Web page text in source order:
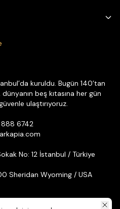
kuruldu. Bugün 140’tan
beş kıtasına her gün
ulaştırıyoruz.
6742
No: 12 İstanbul / Türkiye
Sheridan Wyoming / USA